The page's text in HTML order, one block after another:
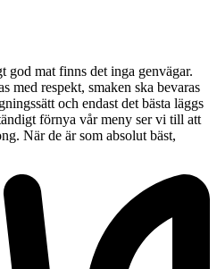
mat finns det inga genvägar.
med respekt, smaken ska bevaras
och endast det bästa läggs
förnya vår meny ser vi till att
När de är som absolut bäst,